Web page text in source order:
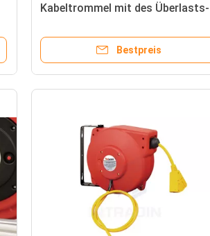
Kabeltrommel mit des Überlasts-
Spulen-
Bestpreis